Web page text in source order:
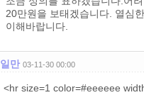
20만원을 보태겠습니다. 열심
이해바랍니다.
일만 03-11-30 00:00
<hr size=1 color=#eeeeee